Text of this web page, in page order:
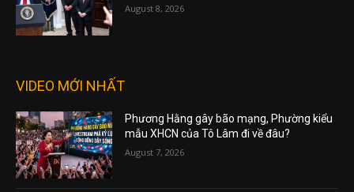
August 8, 2026
VIDEO MỚI NHẤT
Phương Hằng gây bão mạng, Phường kiểu
mẫu XHCN của Tô Lâm đi về đâu?
August 7, 2026